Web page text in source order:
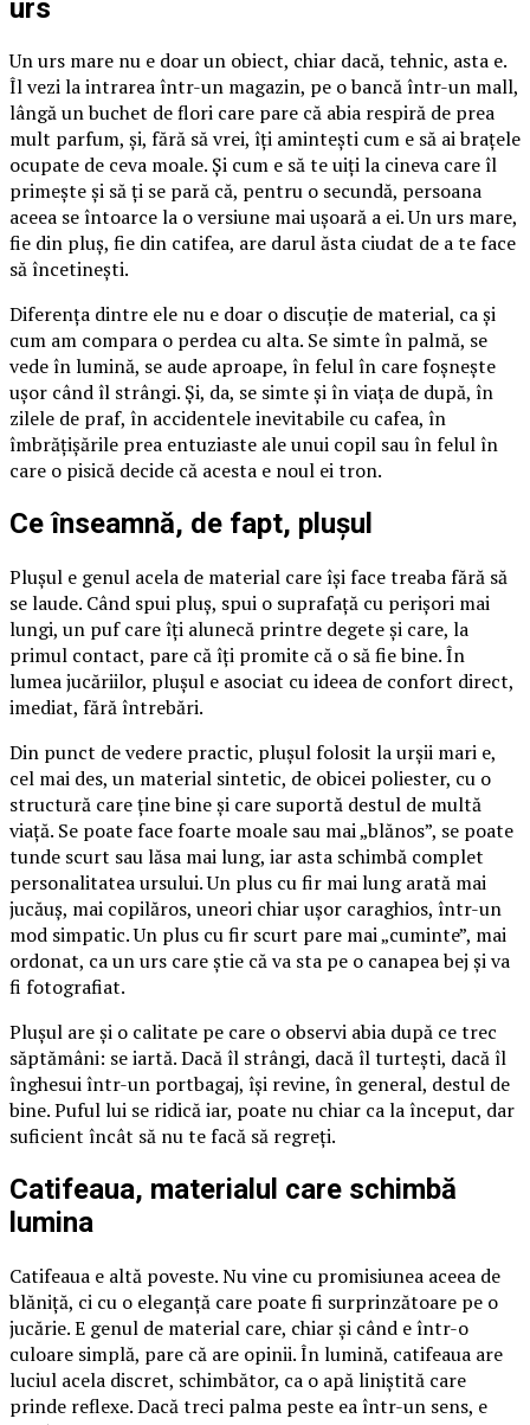
urs
Un urs mare nu e doar un obiect, chiar dacă, tehnic, asta e.
Îl vezi la intrarea într-un magazin, pe o bancă într-un mall,
lângă un buchet de flori care pare că abia respiră de prea
mult parfum, și, fără să vrei, îți amintești cum e să ai brațele
ocupate de ceva moale. Și cum e să te uiți la cineva care îl
primește și să ți se pară că, pentru o secundă, persoana
aceea se întoarce la o versiune mai ușoară a ei. Un urs mare,
fie din pluș, fie din catifea, are darul ăsta ciudat de a te face
să încetinești.
Diferența dintre ele nu e doar o discuție de material, ca și
cum am compara o perdea cu alta. Se simte în palmă, se
vede în lumină, se aude aproape, în felul în care foșnește
ușor când îl strângi. Și, da, se simte și în viața de după, în
zilele de praf, în accidentele inevitabile cu cafea, în
îmbrățișările prea entuziaste ale unui copil sau în felul în
care o pisică decide că acesta e noul ei tron.
Ce înseamnă, de fapt, plușul
Plușul e genul acela de material care își face treaba fără să
se laude. Când spui pluș, spui o suprafață cu perișori mai
lungi, un puf care îți alunecă printre degete și care, la
primul contact, pare că îți promite că o să fie bine. În
lumea jucăriilor, plușul e asociat cu ideea de confort direct,
imediat, fără întrebări.
Din punct de vedere practic, plușul folosit la urșii mari e,
cel mai des, un material sintetic, de obicei poliester, cu o
structură care ține bine și care suportă destul de multă
viață. Se poate face foarte moale sau mai „blănos”, se poate
tunde scurt sau lăsa mai lung, iar asta schimbă complet
personalitatea ursului. Un plus cu fir mai lung arată mai
jucăuș, mai copilăros, uneori chiar ușor caraghios, într-un
mod simpatic. Un plus cu fir scurt pare mai „cuminte”, mai
ordonat, ca un urs care știe că va sta pe o canapea bej și va
fi fotografiat.
Plușul are și o calitate pe care o observi abia după ce trec
săptămâni: se iartă. Dacă îl strângi, dacă îl turtești, dacă îl
înghesui într-un portbagaj, își revine, în general, destul de
bine. Puful lui se ridică iar, poate nu chiar ca la început, dar
suficient încât să nu te facă să regreți.
Catifeaua, materialul care schimbă
lumina
Catifeaua e altă poveste. Nu vine cu promisiunea aceea de
blăniță, ci cu o eleganță care poate fi surprinzătoare pe o
jucărie. E genul de material care, chiar și când e într-o
culoare simplă, pare că are opinii. În lumină, catifeaua are
luciul acela discret, schimbător, ca o apă liniștită care
prinde reflexe. Dacă treci palma peste ea într-un sens, e